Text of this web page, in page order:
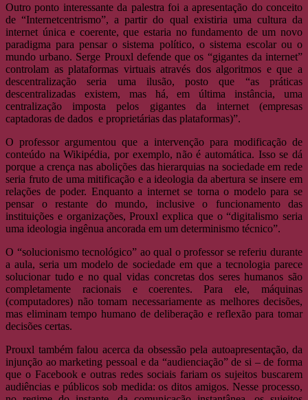
Outro ponto interessante da palestra foi a apresentação do conceito
de “Internetcentrismo”, a partir do qual existiria uma cultura da
internet única e coerente, que estaria no fundamento de um novo
paradigma para pensar o sistema político, o sistema escolar ou o
mundo urbano. Serge Prouxl defende que os “gigantes da internet”
controlam as plataformas virtuais através dos algoritmos e que a
descentralização seria uma ilusão, posto que “as práticas
descentralizadas existem, mas há, em última instância, uma
centralização imposta pelos gigantes da internet (empresas
captadoras de dados e proprietárias das plataformas)”.
O professor argumentou que a intervenção para modificação de
conteúdo na Wikipédia, por exemplo, não é automática. Isso se dá
porque a crença nas abolições das hierarquias na sociedade em rede
seria fruto de uma mitificação e a ideologia da abertura se insere em
relações de poder. Enquanto a internet se torna o modelo para se
pensar o restante do mundo, inclusive o funcionamento das
instituições e organizações, Prouxl explica que o “digitalismo seria
uma ideologia ingênua ancorada em um determinismo técnico”.
O “solucionismo tecnológico” ao qual o professor se referiu durante
a aula, seria um modelo de sociedade em que a tecnologia parece
solucionar tudo e no qual vidas concretas dos seres humanos são
completamente racionais e coerentes. Para ele, máquinas
(computadores) não tomam necessariamente as melhores decisões,
mas eliminam tempo humano de deliberação e reflexão para tomar
decisões certas.
Prouxl também falou acerca da obsessão pela autoapresentação, da
injunção ao marketing pessoal e da “audienciação” de si – de forma
que o Facebook e outras redes sociais fariam os sujeitos buscarem
audiências e públicos sob medida: os ditos amigos. Nesse processo,